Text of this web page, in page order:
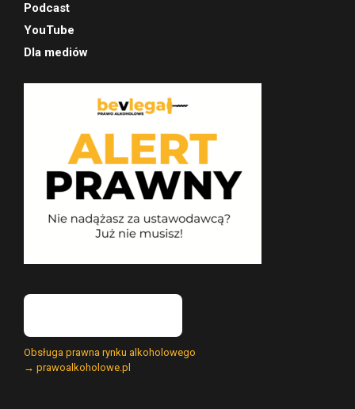
Podcast
YouTube
Dla mediów
Obsługa prawna rynku alkoholowego
→ prawoalkoholowe.pl